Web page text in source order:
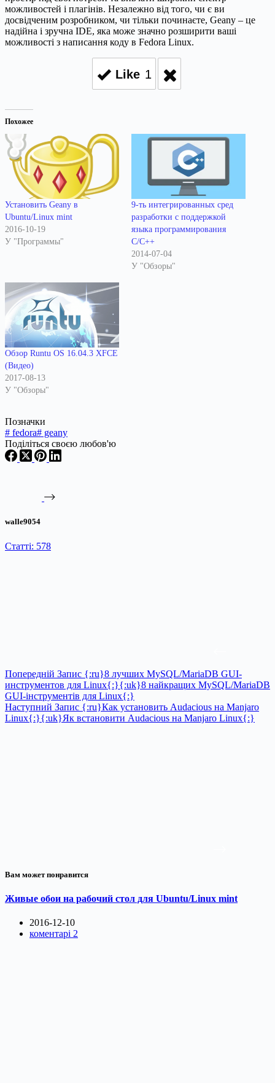
можливостей і плагінів. Незалежно від того, чи є ви
досвідченим розробником, чи тільки починаєте, Geany – це
надійна і зручна IDE, яка може значно розширити ваші
можливості з написання коду в Fedora Linux.
Like 1
Похожее
Установить Geany в
Ubuntu/Linux mint
2016-10-19
У "Программы"
9-ть интегрированных сред
разработки с поддержкой
языка программирования
C/C++
2014-07-04
У "Обзоры"
Обзор Runtu OS 16.04.3 XFCE
(Видео)
2017-08-13
У "Обзоры"
Позначки
# fedora# geany
Поділіться своєю любов'ю
walle9054
Статті: 578
Попередній Запис {:ru}8 лучших MySQL/MariaDB GUI-
инструментов для Linux{:}{:uk}8 найкращих MySQL/MariaDB
GUI-інструментів для Linux{:}
Наступний Запис {:ru}Как установить Audacious на Manjaro
Linux{:}{:uk}Як встановити Audacious на Manjaro Linux{:}
Вам может понравится
Живые обои на рабочий стол для Ubuntu/Linux mint
2016-12-10
коментарі 2